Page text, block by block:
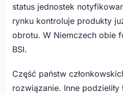
status jednostek
rynku kontroluje produkty
obrotu. W Niemczech obie
BSI.
Część państw
rozwiązanie. Inne